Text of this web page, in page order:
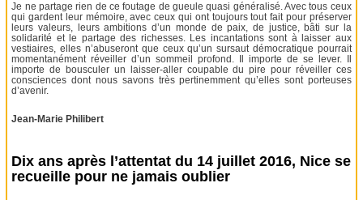
Je ne partage rien de ce foutage de gueule quasi généralisé. Avec tous ceux
qui gardent leur mémoire, avec ceux qui ont toujours tout fait pour préserver
leurs valeurs, leurs ambitions d’un monde de paix, de justice, bâti sur la
solidarité et le partage des richesses. Les incantations sont à laisser aux
vestiaires, elles n’abuseront que ceux qu’un sursaut démocratique pourrait
momentanément réveiller d’un sommeil profond. Il importe de se lever. Il
importe de bousculer un laisser-aller coupable du pire pour réveiller ces
consciences dont nous savons très pertinemment qu’elles sont porteuses
d’avenir.
Jean-Marie Philibert
Dix ans après l’attentat du 14 juillet 2016, Nice se
recueille pour ne jamais oublier